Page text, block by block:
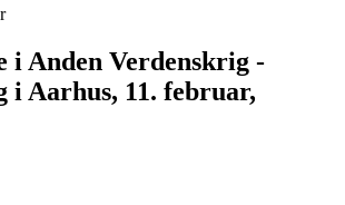
i Anden Verdenskrig -
i Aarhus, 11. februar,